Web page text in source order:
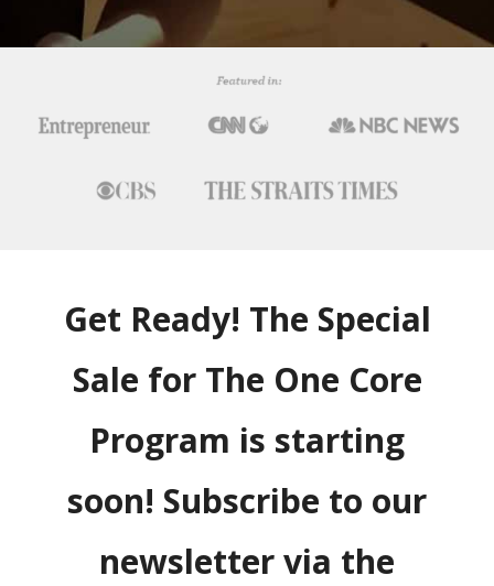
Get Ready! The Special
Sale for The One Core
Program is starting
soon! Subscribe to our
newsletter via the